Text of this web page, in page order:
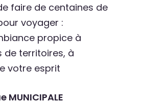
faire de centaines de
voyager :
propice à
de territoires, à
votre esprit
MUNICIPALE